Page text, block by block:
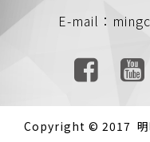
E-mail：
Copyright © 2017 明